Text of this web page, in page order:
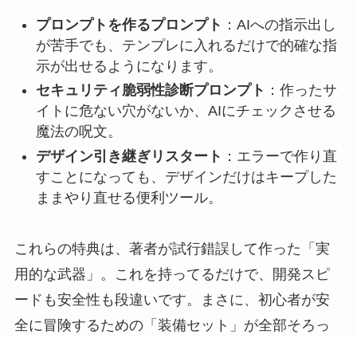
プロンプトを作るプロンプト ：AIへの指示出し
が苦手でも、テンプレに入れるだけで的確な指
示が出せるようになります。
セキュリティ脆弱性診断プロンプト ：作ったサ
イトに危ない穴がないか、AIにチェックさせる
魔法の呪文。
デザイン引き継ぎリスタート ：エラーで作り直
すことになっても、デザインだけはキープした
ままやり直せる便利ツール。
これらの特典は、著者が試行錯誤して作った「実
用的な武器」。これを持ってるだけで、開発スピ
ードも安全性も段違いです。まさに、初心者が安
全に冒険するための「装備セット」が全部そろっ